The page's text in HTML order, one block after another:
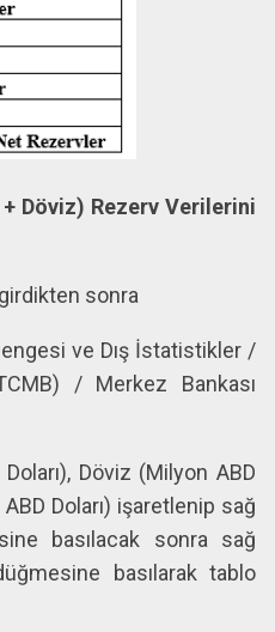
Döviz) Rezerv Verilerini
sonra
ve Dış İstatistikler /
/ Merkez Bankası
Döviz (Milyon ABD
Doları) işaretlenip sağ
basılacak sonra sağ
basılarak tablo